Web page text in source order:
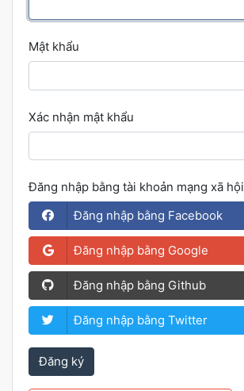
Mật khẩu
Xác nhận mật khẩu
Đăng nhập bằng tài khoản mạng xã hội
Đăng nhập bằng Facebook
Đăng nhập bằng Google
Đăng nhập bằng Github
Đăng nhập bằng Twitter
Đăng ký